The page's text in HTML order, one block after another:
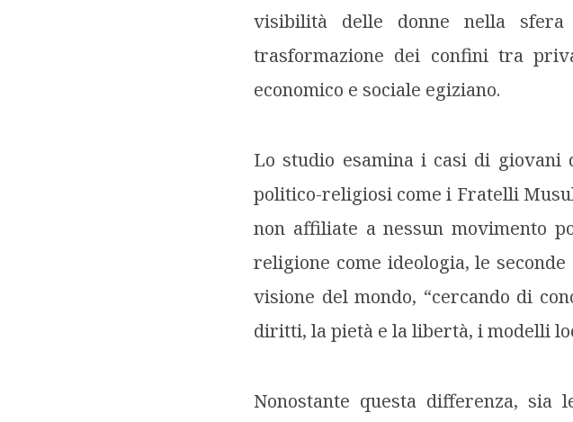
visibilità delle donne nella sfera
trasformazione dei confini tra
economico e sociale egiziano.
Lo studio esamina i casi di giovani
politico-religiosi come i Fratelli
non affiliate a nessun movimento
religione come ideologia, le
visione del mondo, “cercando di
diritti, la pietà e la libertà, i modelli
Nonostante questa differenza, sia